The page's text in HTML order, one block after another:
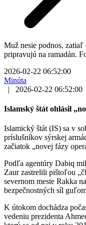
Muž nesie podnos,
pripravujú na ramadán.
2026-02-22 06:52:00
Minúta
|
2026-02-22 06:52:00
Islamský štát ohlásil
Islamický štát (IS) sa v
príslušníkov sýrskej
začiatok „novej fázy
Podľa agentúry Dabiq
Zaur zastrelili pištoľou
severnom meste Rakka
bezpečnostných síl
K útokom dochádza
vedeniu prezidenta